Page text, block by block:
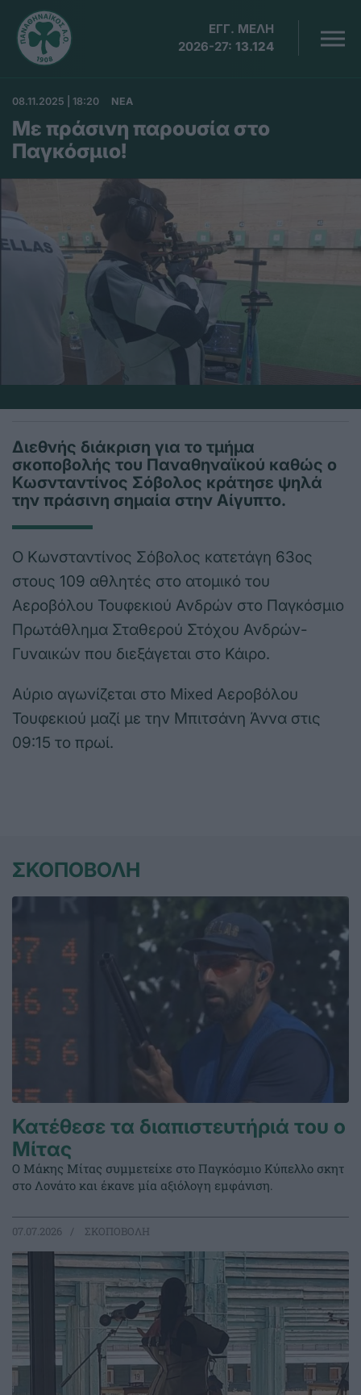
ΕΓΓ. ΜΕΛΗ
2026-27: 13.124
08.11.2025 | 18:20 ΝΕΑ
Με πράσινη παρουσία στο
Παγκόσμιο!
Διεθνής διάκριση για το τμήμα
σκοποβολής του Παναθηναϊκού καθώς ο
Κωσνταντίνος Σόβολος κράτησε ψηλά
την πράσινη σημαία στην Αίγυπτο.
Ο Κωνσταντίνος Σόβολος κατετάγη 63ος
στους 109 αθλητές στο ατομικό του
Αεροβόλου Τουφεκιού Ανδρών στο Παγκόσμιο
Πρωτάθλημα Σταθερού Στόχου Ανδρών-
Γυναικών που διεξάγεται στο Κάιρο.
Αύριο αγωνίζεται στο Mixed Αεροβόλου
Τουφεκιού μαζί με την Μπιτσάνη Άννα στις
09:15 το πρωί.
ΣΚΟΠΟΒΟΛΗ
Κατέθεσε τα διαπιστευτήριά του ο
Μίτας
Ο Μάκης Μίτας συμμετείχε στο Παγκόσμιο Κύπελλο σκητ
στο Λονάτο και έκανε μία αξιόλογη εμφάνιση.
07.07.2026 ΣΚΟΠΟΒΟΛΗ